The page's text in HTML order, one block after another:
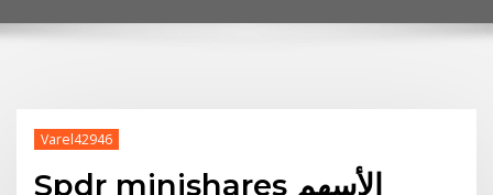
Varel42946
Spdr minishares الأسهم